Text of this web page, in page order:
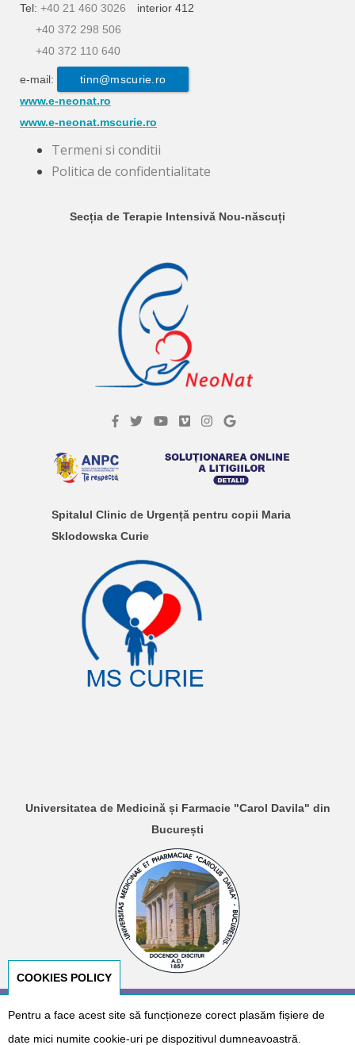
Tel: +40 21 460 3026
interior 412
+40 372 298 506
+40 372 110 640
e-mail:
tinn@mscurie.ro
www.e-neonat.ro
www.e-neonat.mscurie.ro
Termeni si conditii
Politica de confidentialitate
Secția de Terapie Intensivă Nou-născuți
Spitalul Clinic de Urgență pentru copii Maria
Sklodowska Curie
Universitatea de Medicină și Farmacie "Carol Davila" din
București
© Copyright 2026 E-NeoNat. Designed byDr. Cătălin Gabriel
COOKIES POLICY
Pentru a face acest site să funcționeze corect plasăm fișiere de
date mici numite cookie-uri pe dispozitivul dumneavoastră.